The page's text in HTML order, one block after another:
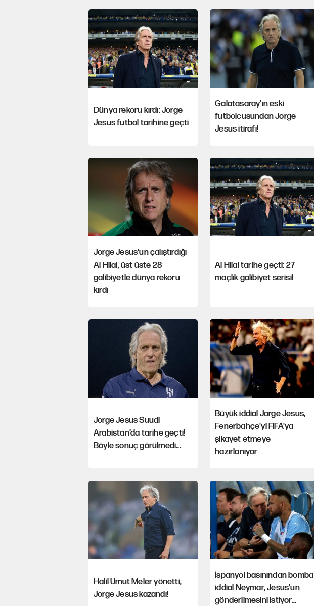
Dünya rekoru kırdı: Jorge
Jesus futbol tarihine geçti
Galatasaray'ın eski
futbolcusundan Jorge
Jesus itirafı!
Jorge Jesus'un çalıştırdığı
Al Hilal, üst üste 28
galibiyetle dünya rekoru
kırdı
Al Hilal tarihe geçti: 27
maçlık galibiyet serisi!
Jorge Jesus Suudi
Arabistan’da tarihe geçti!
Böyle sonuç görülmedi...
Büyük iddia! Jorge Jesus,
Fenerbahçe'yi FIFA'ya
şikayet etmeye
hazırlanıyor
Halil Umut Meler yönetti,
Jorge Jesus kazandı!
İspanyol basınından bomba
iddia! Neymar, Jesus'un
gönderilmesini istiyor...